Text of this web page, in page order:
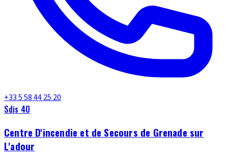
+33 5 58 44 25 20
Sdis 40
Centre D'incendie et de Secours de Grenade sur
L'adour